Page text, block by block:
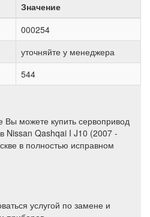
Значение
000254
уточняйте у менеджера
544
можете купить сервопривод
Nissan Qashqai I J10 (2007 -
в полностью исправном
услугой по замене и